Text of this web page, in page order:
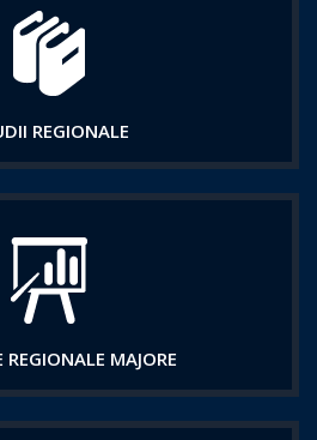
REGIONALE
REGIONALE MAJORE